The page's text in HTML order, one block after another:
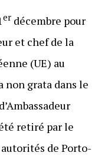
erdécembre pour
et chef de la
(UE) au
non grata dans le
retiré par le
de Porto-